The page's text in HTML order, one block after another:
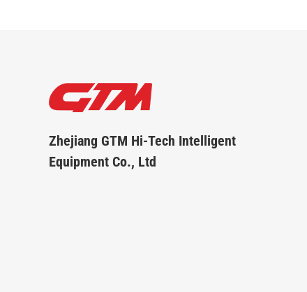
Zhejiang GTM Hi-Tech Intelligent
Equipment Co., Ltd